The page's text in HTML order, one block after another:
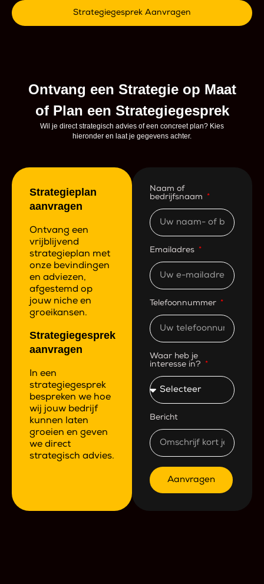
Strategiegesprek Aanvragen
Ontvang een Strategie op Maat
of Plan een Strategiegesprek
Wil je direct strategisch advies of een concreet plan? Kies
hieronder en laat je gegevens achter.
Naam of
bedrijfsnaam
Emailadres
Telefoonnummer
Waar heb je
interesse in?
Bericht
Aanvragen
Strategieplan
aanvragen
Ontvang een
vrijblijvend
strategieplan met
onze bevindingen
en adviezen,
afgestemd op
jouw niche en
groeikansen.
Strategiegesprek
aanvragen
In een
strategiegesprek
bespreken we hoe
wij jouw bedrijf
kunnen laten
groeien en geven
we direct
strategisch advies.